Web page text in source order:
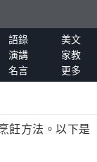
語錄
美文
演講
家教
名言 更多
飪方法。以下是